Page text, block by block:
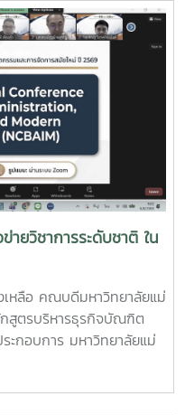
ที่เปิดสอนของมหาวิทยาลัย
การสอน สวัสดิการ รวม
ะดับปริญญาตรี ประจำปี
ข้อมูลที่ถูกต้อง สามารถนำ
อได้อย่างเหมาะสม
ให้ความสนใจเข้าร่วมรับ
ถามรายละเอียดเกี่ยวกับ
ษา ชีวิตในรั้วมหาวิทยาลัย
ดมศึกษา เป็นต้น
ายวิชาการระดับชาติ ใน
หลือ คณบดีมหาวิทยาลัยแม่
สูตรบริหารธุรกิจบัณฑิต
ะกอบการ มหาวิทยาลัยแม่
รธุรกิจ นวัตกรรมและการ